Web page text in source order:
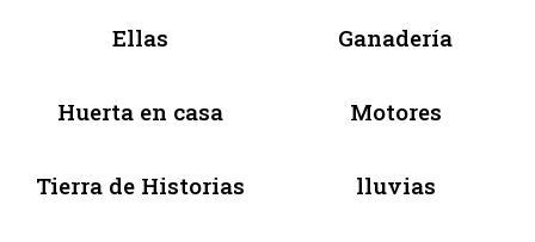
Ellas Ganadería
Huerta en casa Motores
Tierra de Historias lluvias